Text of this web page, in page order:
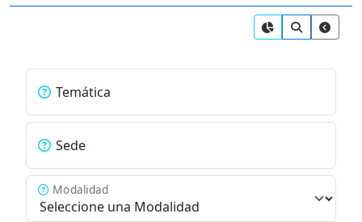
Temática
Sede
Modalidad